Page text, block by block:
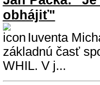
obhájiť"
Iuventa
základnú časť
WHIL. V j...